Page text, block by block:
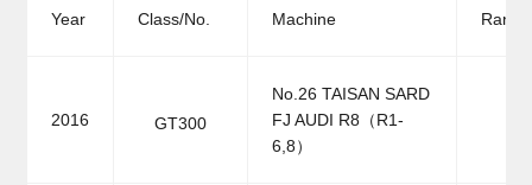
Year Class/No. Machine
2016 GT300
No.26 TAISAN SARD
FJ AUDI R8（R1-
6,8）